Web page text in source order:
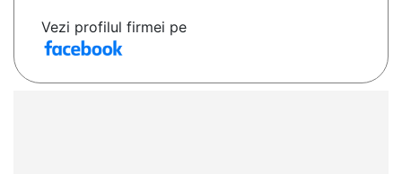
Vezi profilul firmei pe